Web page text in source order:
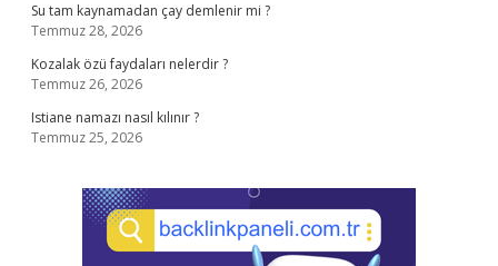
Su tam kaynamadan çay demlenir mi ?
Temmuz 28, 2026
Kozalak özü faydaları nelerdir ?
Temmuz 26, 2026
Istiane namazı nasıl kılınır ?
Temmuz 25, 2026